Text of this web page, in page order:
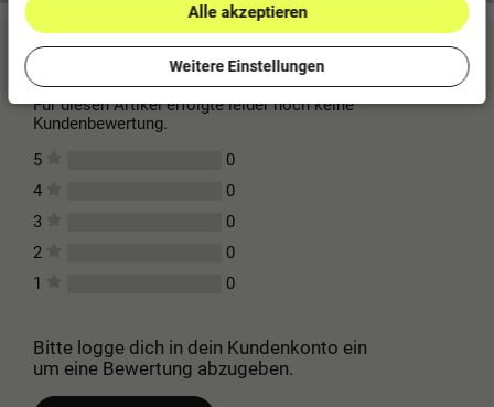
Kundenbewertungen
Für diesen Artikel erfolgte leider noch keine
Kundenbewertung.
5
0
4
0
3
0
2
0
1
0
Bitte logge dich in dein Kundenkonto ein
um eine Bewertung abzugeben.
Alle akzeptieren
Weitere Einstellungen